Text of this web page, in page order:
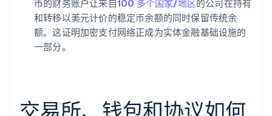
币的财务账户让来自100 多个国家/地区 的公司在持有
和转移以美元计价的稳定币余额的同时保留传统余
额。这证明加密支付网络正成为实体金融基础设施的
一部分。
交易所、钱包和协议如何